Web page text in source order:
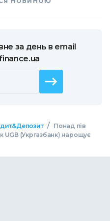
за день в email
/ Понад пів
UGB (Укргазбанк) нарощує